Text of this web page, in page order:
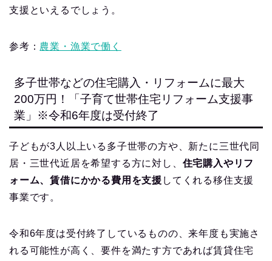
支援といえるでしょう。
参考： 農業・漁業で働く
多子世帯などの住宅購入・リフォームに最大
200万円！「子育て世帯住宅リフォーム支援事
業」※令和6年度は受付終了
子どもが3人以上いる多子世帯の方や、新たに三世代同
居・三世代近居を希望する方に対し、 住宅購入やリフ
ォーム、賃借にかかる費用を支援 してくれる移住支援
事業です。
令和6年度は受付終了しているものの、来年度も実施さ
れる可能性が高く、要件を満たす方であれば賃貸住宅